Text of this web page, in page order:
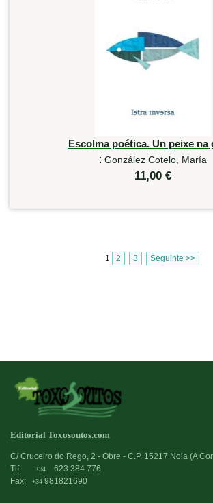
Escolma poética. Un peixe na
: González Cotelo, María
11,00 €
1 2 3 Seguinte >>
Editorial Toxosoutos.com
C/ Cruceiro do Rego, 2 - Obre - C.P. 15217 Noia (A
Tlf:
+34
623 384 776
Fax:
+34 981821690